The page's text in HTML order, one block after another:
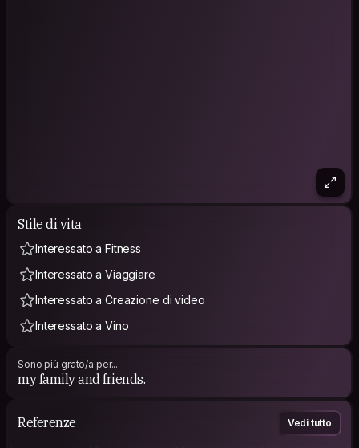
Stile di vita
Interessato a Fitness
Interessato a Viaggiare
Interessato a Creazione di video
Interessato a Vino
Sono più grato/a per...
my family and friends.
Referenze Vedi tutto